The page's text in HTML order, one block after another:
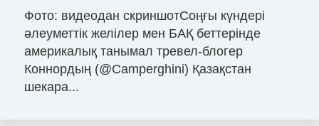
Фото: видеодан скриншотСоңғы күндері
әлеуметтік желілер мен БАҚ беттерінде
америкалық танымал тревел-блогер
Коннордың (@Camperghini) Қазақстан
шекара...